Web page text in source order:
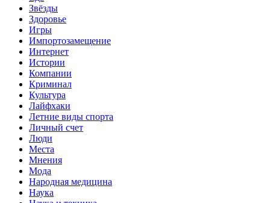
Звёзды
Здоровье
Игры
Импортозамещение
Интернет
Истории
Компании
Криминал
Культура
Лайфхаки
Летние виды спорта
Личный счет
Люди
Места
Мнения
Мода
Народная медицина
Наука